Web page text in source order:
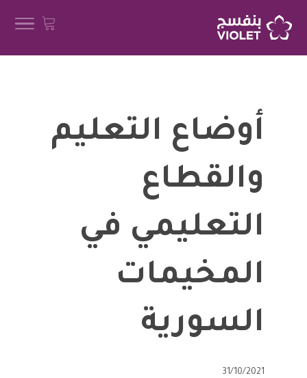
أوضاع التعليم
والقطاع
التعليمي في
المخيمات
السورية
31/10/2021